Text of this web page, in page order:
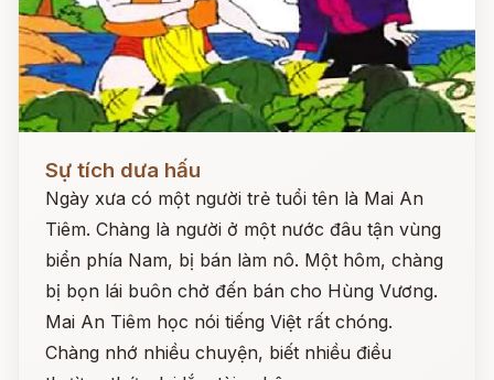
Sự tích dưa hấu
Ngày xưa có một người trẻ tuổi tên là Mai An
Tiêm. Chàng là người ở một nước đâu tận vùng
biển phía Nam, bị bán làm nô. Một hôm, chàng
bị bọn lái buôn chở đến bán cho Hùng Vương.
Mai An Tiêm học nói tiếng Việt rất chóng.
Chàng nhớ nhiều chuyện, biết nhiều điều